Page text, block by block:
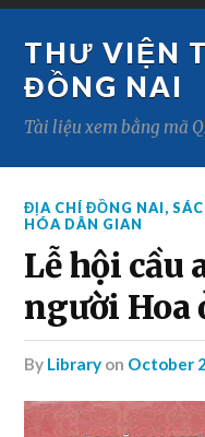
THƯ VIỆN
ĐỒNG NAI
Tài liệu xem bằng mã
ĐỊA CHÍ ĐỒNG NAI,
HÓA DÂN GIAN
Lễ hội cầu
người Hoa
by Library on October